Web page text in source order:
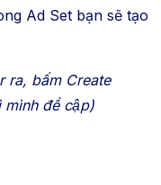
Ad Set bạn sẽ tạo
ra, bấm Create
mình đề cập)